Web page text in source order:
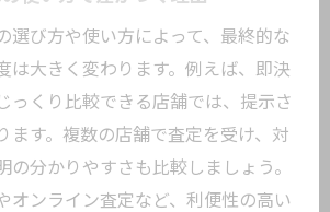
選び方や使い方によって、最終的な
は大きく変わります。例えば、即決
っくり比較できる店舗では、提示さ
ます。複数の店舗で査定を受け、対
の分かりやすさも比較しましょう。
オンライン査定など、利便性の高い